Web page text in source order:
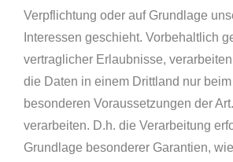
Verpflichtung oder auf Grundlage
Interessen geschieht. Vorbehaltlich
vertraglicher Erlaubnisse,
die Daten in einem Drittland nur
besonderen Voraussetzungen der
verarbeiten. D.h. die Verarbeitung
Grundlage besonderer Garantien, wie